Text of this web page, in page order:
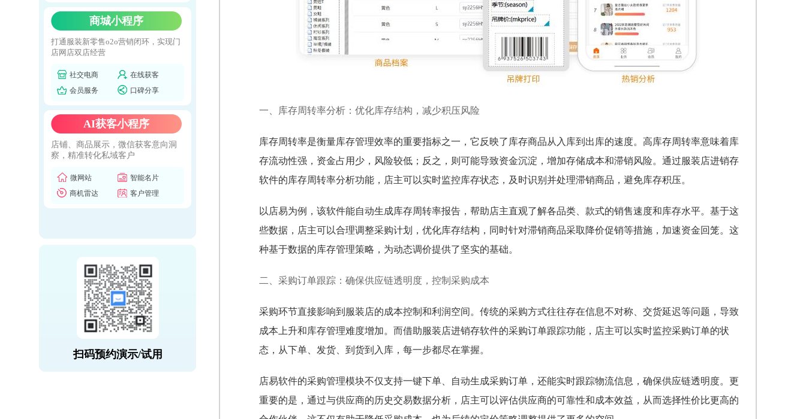
商城小程序
打通服装新零售o2o营销闭环，实现门
店网店双店经营
社交电商
在线获客
会员服务
口碑分享
AI获客小程序
店铺、商品展示，微信获客意向洞
察，精准转化私域客户
微网站
智能名片
商机雷达
客户管理
扫码预约演示/试用
一、库存周转率分析：优化库存结构，减少积压风险
库存周转率是衡量库存管理效率的重要指标之一，它反映了库存商品从入库到出库的速度。高库存周转率意味着库
存流动性强，资金占用少，风险较低；反之，则可能导致资金沉淀，增加存储成本和滞销风险。通过服装店进销存
软件的库存周转率分析功能，店主可以实时监控库存状态，及时识别并处理滞销商品，避免库存积压。
以店易为例，该软件能自动生成库存周转率报告，帮助店主直观了解各品类、款式的销售速度和库存水平。基于这
些数据，店主可以合理调整采购计划，优化库存结构，同时针对滞销商品采取降价促销等措施，加速资金回笼。这
种基于数据的库存管理策略，为动态调价提供了坚实的基础。
二、采购订单跟踪：确保供应链透明度，控制采购成本
采购环节直接影响到服装店的成本控制和利润空间。传统的采购方式往往存在信息不对称、交货延迟等问题，导致
成本上升和库存管理难度增加。而借助服装店进销存软件的采购订单跟踪功能，店主可以实时监控采购订单的状
态，从下单、发货、到货到入库，每一步都尽在掌握。
店易软件的采购管理模块不仅支持一键下单、自动生成采购订单，还能实时跟踪物流信息，确保供应链透明度。更
重要的是，通过与供应商的历史交易数据分析，店主可以评估供应商的可靠性和成本效益，从而选择性价比更高的